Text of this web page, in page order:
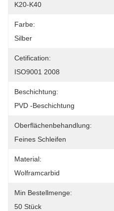
K20-K40
Farbe:
Silber
Cetification:
ISO9001 2008
Beschichtung:
PVD -Beschichtung
Oberflächenbehandlung:
Feines Schleifen
Material:
Wolframcarbid
Min Bestellmenge:
50 Stück